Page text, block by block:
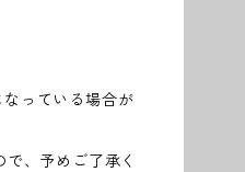
っている場合が
、予めご了承く